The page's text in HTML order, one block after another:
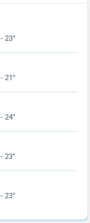
- 23°
- 21°
- 24°
- 23°
- 23°